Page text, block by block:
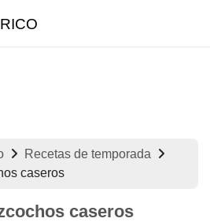
Recetas de temporada
caseros
caseros